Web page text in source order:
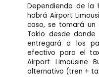
Dependiendo de la
habrá Airport
caso, se tomará
Tokio desde
entregará a los
efectivo para el
Airport Limousine
alternativo (tren +